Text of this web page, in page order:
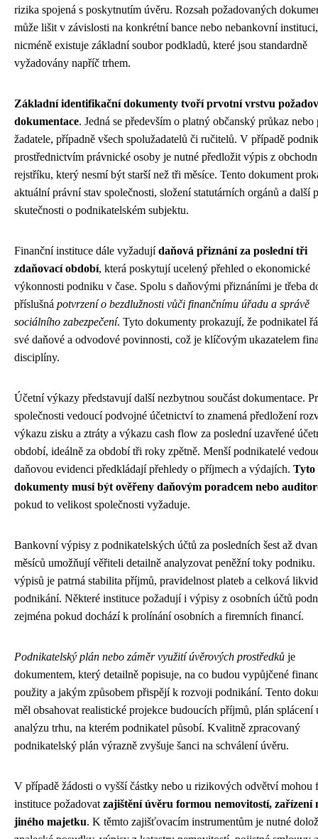
rizika spojená s poskytnutím úvěru. Rozsah požadovaných
může lišit v závislosti na konkrétní bance nebo nebankovní instituci,
nicméně existuje základní soubor podkladů, které jsou standardně
vyžadovány napříč trhem.
Základní identifikační dokumenty tvoří prvotní vrstvu
dokumentace. Jedná se především o platný občanský průkaz nebo
žadatele, případně všech spolužadatelů či ručitelů. V případě
prostřednictvím právnické osoby je nutné předložit výpis z
rejstříku, který nesmí být starší než tři měsíce. Tento dokument
aktuální právní stav společnosti, složení statutárních orgánů a další
skutečnosti o podnikatelském subjektu.
Finanční instituce dále vyžadujídaňová přiznání za poslední tři
zdaňovací období, která poskytují ucelený přehled o ekonomické
výkonnosti podniku v čase. Spolu s daňovými přiznáními je třeba
příslušná potvrzení o bezdlužnosti vůči finančnímu úřadu a správě
sociálního zabezpečení. Tyto dokumenty prokazují, že podnikatel
své daňové a odvodové povinnosti, což je klíčovým ukazatelem
disciplíny.
Účetní výkazy představují další nezbytnou součást dokumentace.
společnosti vedoucí podvojné účetnictví to znamená předložení
výkazu zisku a ztráty a výkazu cash flow za poslední uzavřené
období, ideálně za období tři roky zpětně. Menší podnikatelé
daňovou evidenci předkládají přehledy o příjmech a výdajích. Tyto
dokumenty musí být ověřeny daňovým poradcem nebo
pokud to velikost společnosti vyžaduje.
Bankovní výpisy z podnikatelských účtů za posledních šest až
měsíců umožňují věřiteli detailně analyzovat peněžní toky podniku.
výpisů je patrná stabilita příjmů, pravidelnost plateb a celková
podnikání. Některé instituce požadují i výpisy z osobních účtů
zejména pokud dochází k prolínání osobních a firemních financí.
Podnikatelský plán nebo záměr využití úvěrových prostředků je
dokumentem, který detailně popisuje, na co budou vypůjčené
použity a jakým způsobem přispějí k rozvoji podnikání. Tento
měl obsahovat realistické projekce budoucích příjmů, plán splácení
analýzu trhu, na kterém podnikatel působí. Kvalitně zpracovaný
podnikatelský plán výrazně zvyšuje šanci na schválení úvěru.
V případě žádosti o vyšší částky nebo u rizikových odvětví mohou
instituce požadovat zajištění úvěru formou nemovitostí, zařízení
jiného majetku. K těmto zajišťovacím instrumentům je nutné